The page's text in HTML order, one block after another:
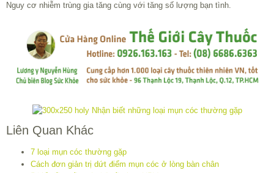
Nguy cơ nhiễm trùng gia tăng cùng với tăng số lượng bạn tình.
Liên Quan Khác
7 loại mụn cóc thường gặp
Cách đơn giản trị dứt điểm mụn cóc ở lòng bàn chân